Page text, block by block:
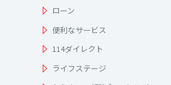
ローン
便利なサービス
114ダイレクト
ライフステージ